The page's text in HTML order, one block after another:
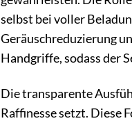
selbst bei voller
Geräuschreduzierung
Handgriffe, sodass der
Die transparente
Raffinesse setzt. Diese